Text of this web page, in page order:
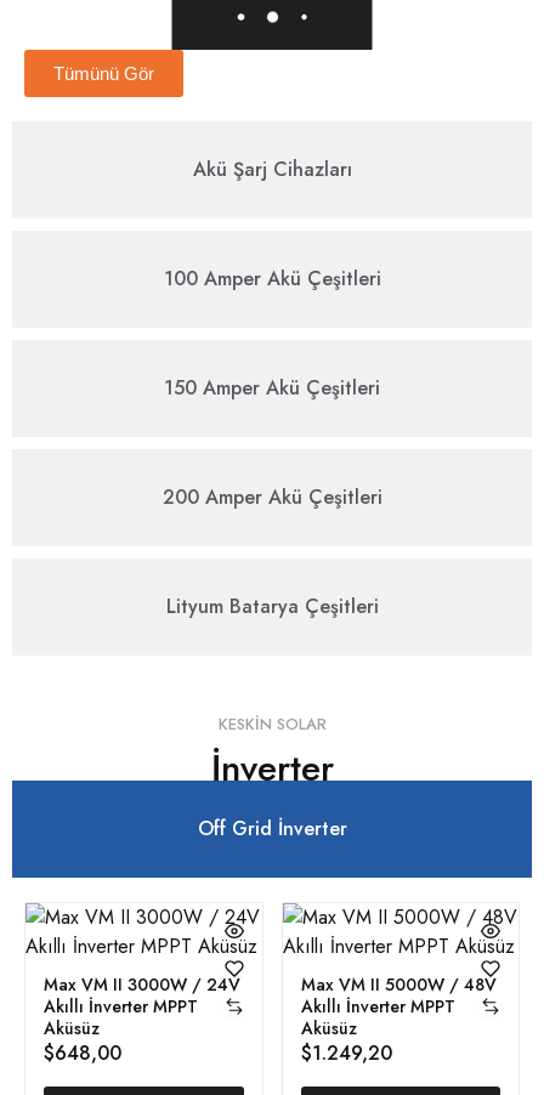
Akü Şarj Cihazları
100 Amper Akü Çeşitleri
150 Amper Akü Çeşitleri
200 Amper Akü Çeşitleri
Lityum Batarya Çeşitleri
Tümünü Gör
KESKIN SOLAR
İnverter
Off Grid İnverter
Max VM II 3000W / 24V
Akıllı İnverter MPPT
Aküsüz
$648,00
Max VM II 5000W / 48V
Akıllı İnverter MPPT
Aküsüz
$1.249,20